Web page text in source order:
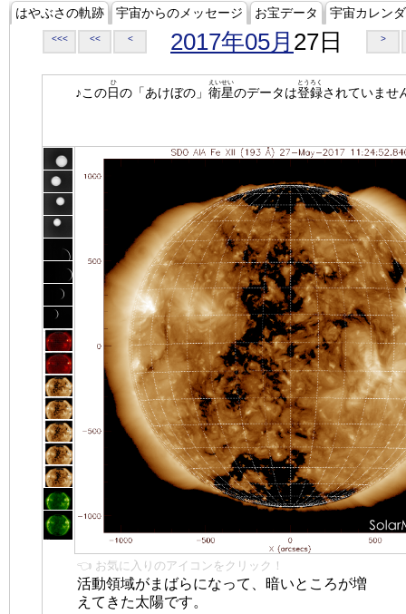
はやぶさの軌跡 宇宙からのメッセージ お宝データ 宇宙カレン
<<< << < 2017年05月 27日 >
♪この日
ひ
の「あけぼの」 衛星
えいせい
のデータは登録
とうろく
されていませ
👈 お気に入りのアイコンをクリック！
活動領域がまばらになって、暗いところが増
えてきた太陽です。